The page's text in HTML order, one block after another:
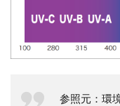
ニ
と
は
正常
参照元：環